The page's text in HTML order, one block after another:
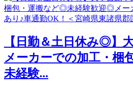
【日勤＆土日休み◎】
メーカーでの加工・梱
未経験...